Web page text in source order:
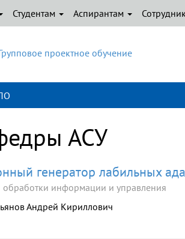
Студентам Аспирантам
проектное обучение
АСУ
генератор лабильных
информации и управления
Андрей Кириллович